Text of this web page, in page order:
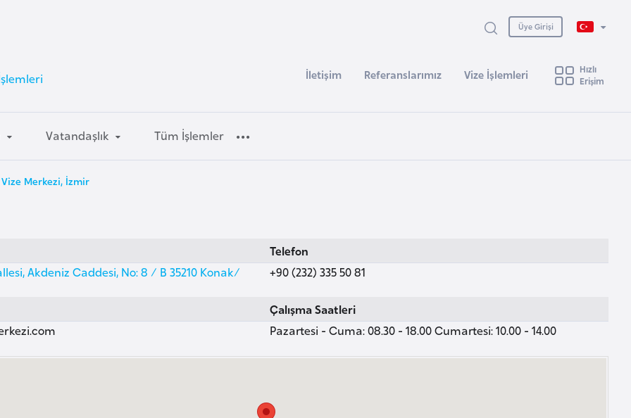
Üye Girişi
İletişim Referanslarımız Vize İşlemleri
Hızlı
Erişim
Vatandaşlık Tüm İşlemler
Merkezi, İzmir
Akdeniz Caddesi, No: 8 / B 35210 Konak/
Telefon
+90 (232) 335 50 81
Çalışma Saatleri
Pazartesi - Cuma: 08.30 - 18.00 Cumartesi: 10.00 - 14.00